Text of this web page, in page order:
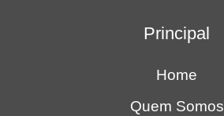
Principal
Home
Quem Somos